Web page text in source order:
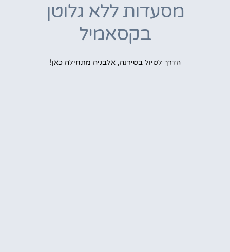
מסעדות ללא גלוטן
בקסאמיל
הדרך לטיול בטירנה, אלבניה מתחילה כאן!